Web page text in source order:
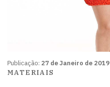
Publicação: 27 de Janeiro de 2019
MATERIAIS